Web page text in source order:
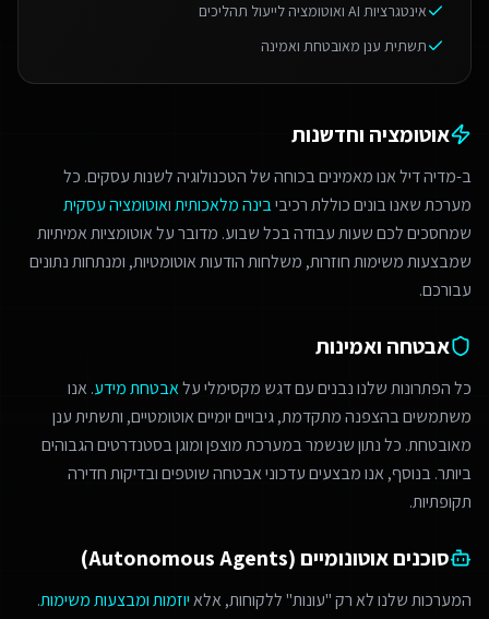
אינטגרציות AI ואוטומציה לייעול תהליכים
תשתית ענן מאובטחת ואמינה
אוטומציה וחדשנות
ב-מדיה דיל אנו מאמינים בכוחה של הטכנולוגיה לשנות עסקים. כל
מערכת שאנו בונים כוללת רכיביבינה מלאכותיתואוטומציה עסקית
שמחסכים לכם שעות עבודה בכל שבוע. מדובר על אוטומציות אמיתיות
שמבצעות משימות חוזרות, משלחות הודעות אוטומטיות, ומנתחות נתונים
עבורכם.
אבטחה ואמינות
כל הפתרונות שלנו נבנים עם דגש מקסימלי עלאבטחת מידע. אנו
משתמשים בהצפנה מתקדמת, גיבויים יומיים אוטומטיים, ותשתית ענן
מאובטחת. כל נתון שנשמר במערכת מוצפן ומוגן בסטנדרטים הגבוהים
ביותר. בנוסף, אנו מבצעים עדכוני אבטחה שוטפים ובדיקות חדירה
תקופתיות.
סוכנים אוטונומיים (Autonomous Agents)
המערכות שלנו לא רק "עונות" ללקוחות, אלאיוזמות ומבצעות משימות.